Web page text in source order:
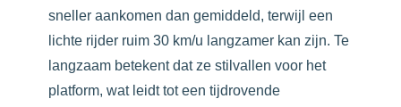
sneller aankomen dan gemiddeld, terwijl een
lichte rijder ruim 30 km/u langzamer kan zijn. Te
langzaam betekent dat ze stilvallen voor het
platform, wat leidt tot een tijdrovende